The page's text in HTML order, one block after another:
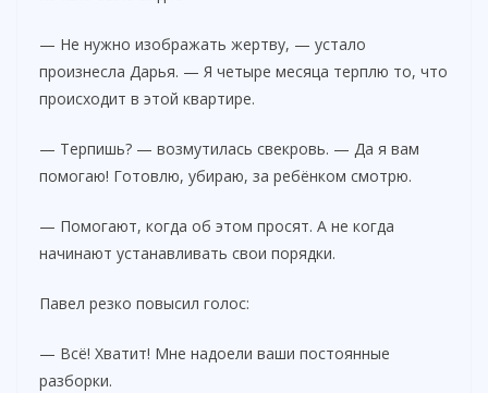
— Не нужно изображать жертву, — устало
произнесла Дарья. — Я четыре месяца терплю то, что
происходит в этой квартире.
— Терпишь? — возмутилась свекровь. — Да я вам
помогаю! Готовлю, убираю, за ребёнком смотрю.
— Помогают, когда об этом просят. А не когда
начинают устанавливать свои порядки.
Павел резко повысил голос:
— Всё! Хватит! Мне надоели ваши постоянные
разборки.